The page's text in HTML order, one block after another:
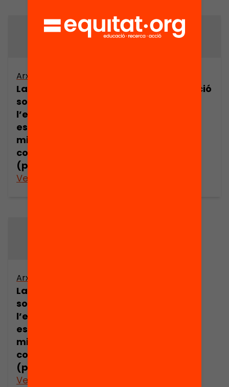
Arxiu
La representació
social de
l’educació
escolar en els
mitjans de
comunicació
(part 9)
Veure’n més
La representació
Arxiu
La representació
social de
l’educació
escolar en els
mitjans de
comunicació
(part 11)
Veure’n més